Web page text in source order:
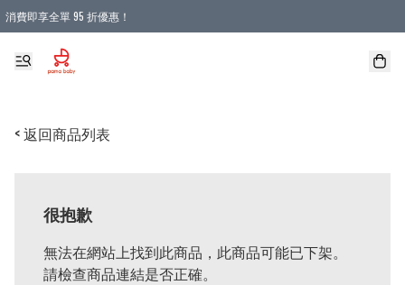
消費即享全單 95 折優惠！
購物滿 HKD 900.00即享免運費優惠！（適用於 本地送貨、本地取貨 )
< 返回商品列表
很抱歉
無法在網站上找到此商品，此商品可能已下架。
請檢查商品連結是否正確。